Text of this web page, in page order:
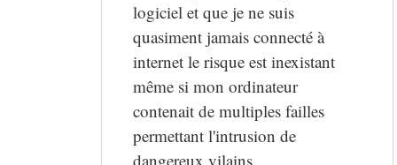
logiciel et que je ne suis
quasiment jamais connecté à
internet le risque est inexistant
même si mon ordinateur
contenait de multiples failles
permettant l'intrusion de
dangereux vilains.